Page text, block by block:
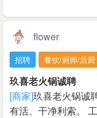
flower
招聘 餐饮/厨师/后厨
玖喜老火锅诚聘
[商家]玖喜老火锅诚
有活、干净利索。